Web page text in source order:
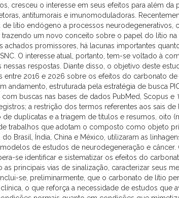
cresceu o interesse em seus efeitos para além da
antitumorais e imunomoduladoras.
de lítio endógeno a processos neurodegenerativos,
um novo conceito sobre o papel do lítio na
achados promissores, há lacunas importantes
O interesse atual, portanto, tem-se voltado à
nessas respostas. Diante disso, o objetivo deste
entre 2016 e 2026 sobre os efeitos do carbonato
andamento, estruturada pela estratégia de busca
com buscas nas bases de dados PubMed, Scopus e
a restrição dos termos referentes aos sais
de duplicatas e a triagem de títulos e resumos, oito
trabalhos que adotam o composto como objeto
Brasil, Índia, China e México, utilizaram as
de estudos de neurodegeneração e
se identificar e sistematizar os efeitos do
as principais vias de sinalização, caracterizar seus
se, preliminarmente, que o carbonato de lítio
o que reforça a necessidade de estudos que